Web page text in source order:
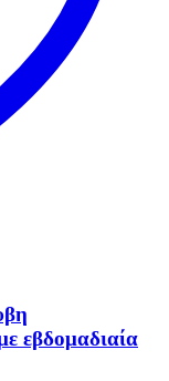
εβδομαδιαία